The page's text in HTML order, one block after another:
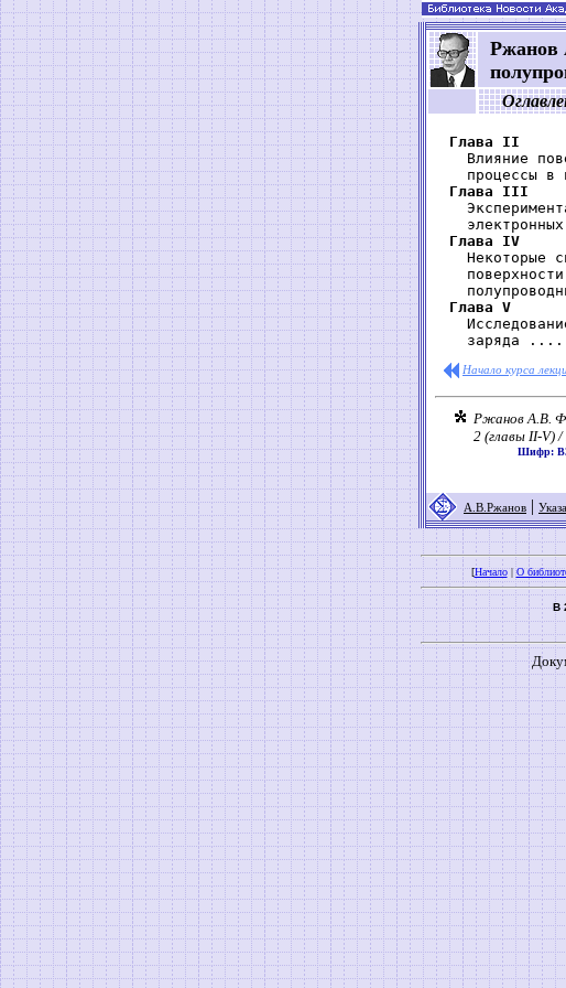
Ржанов
Глава II
Влияние
процессы в
Глава III
Глава IV
Некоторые
Глава V
Начало курса
Ржанов А.В.
2 (главы II-V)
Шифр:
А.В.Ржанов |
[Начало|О
В